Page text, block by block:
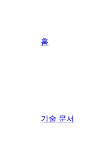
홈
기술 문서